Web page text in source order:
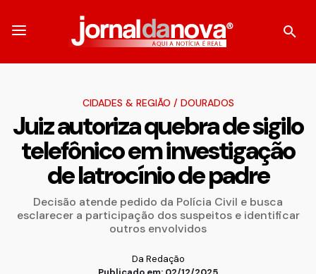
CIDADES & REGIÃO / DOURADOS
Juiz autoriza quebra de sigilo
telefônico em investigação
de latrocínio de padre
Decisão atende pedido da Polícia Civil e busca
esclarecer a participação dos suspeitos e identificar
outros envolvidos
Da Redação